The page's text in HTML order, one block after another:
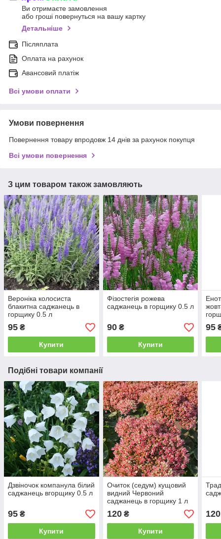
Ви отримаєте замовлення
або гроші повернуться на вашу картку
Детальніше
Післяплата
Оплата на рахунок
Авансовий платіж
Всі умови оплати
Умови повернення
Повернення товару впродовж 14 днів за рахунок покупця
Всі умови повернення
З цим товаром також замовляють
Вероніка колосиста
блакитна саджанець в
горщику 0.5 л
95 ₴
Купити
Фізостегія рожева
саджанець в горщику 0.5 л
90₴
Купити
95
Подібні товари компанії
Дзвіночок компанула білий
саджанець вгорщику 0.5 л
95 ₴
Купити
Очиток (седум) кущовий
видний Червоний
саджанець в горщику 1 л
120₴
Купити
120